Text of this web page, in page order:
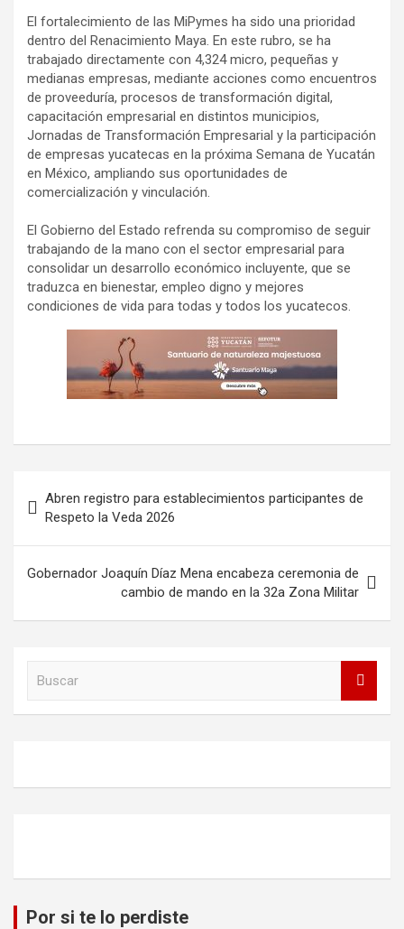
El fortalecimiento de las MiPymes ha sido una prioridad
dentro del Renacimiento Maya. En este rubro, se ha
trabajado directamente con 4,324 micro, pequeñas y
medianas empresas, mediante acciones como encuentros
de proveeduría, procesos de transformación digital,
capacitación empresarial en distintos municipios,
Jornadas de Transformación Empresarial y la participación
de empresas yucatecas en la próxima Semana de Yucatán
en México, ampliando sus oportunidades de
comercialización y vinculación.
El Gobierno del Estado refrenda su compromiso de seguir
trabajando de la mano con el sector empresarial para
consolidar un desarrollo económico incluyente, que se
traduzca en bienestar, empleo digno y mejores
condiciones de vida para todas y todos los yucatecos.
de
entradas
Abren registro para establecimientos participantes de
Respeto la Veda 2026
Gobernador Joaquín Díaz Mena encabeza ceremonia de
cambio de mando en la 32a Zona Militar
Por si te lo perdiste